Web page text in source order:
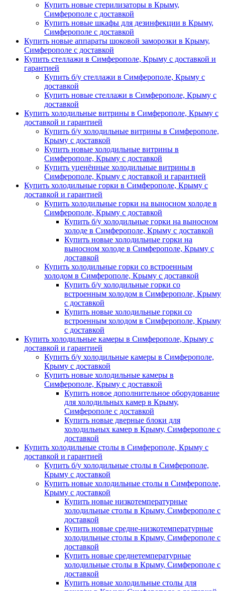
Купить новые стерилизаторы в Крыму,
Симферополе с доставкой
Купить новые шкафы для дезинфекции в Крыму,
Симферополе с доставкой
Купить новые аппараты шоковой заморозки в Крыму,
Симферополе с доставкой
Купить стеллажи в Симферополе, Крыму с доставкой и
гарантией
Купить б/у стеллажи в Симферополе, Крыму с
доставкой
Купить новые стеллажи в Симферополе, Крыму с
доставкой
Купить холодильные витрины в Симферополе, Крыму с
доставкой и гарантией
Купить б/у холодильные витрины в Симферополе,
Крыму с доставкой
Купить новые холодильные витрины в
Симферополе, Крыму с доставкой
Купить уценённые холодильные витрины в
Симферополе, Крыму с доставкой и гарантией
Купить холодильные горки в Симферополе, Крыму с
доставкой и гарантией
Купить холодильные горки на выносном холоде в
Симферополе, Крыму с доставкой
Купить б/у холодильные горки на выносном
холоде в Симферополе, Крыму с доставкой
Купить новые холодильные горки на
выносном холоде в Симферополе, Крыму с
доставкой
Купить холодильные горки со встроенным
холодом в Симферополе, Крыму с доставкой
Купить б/у холодильные горки со
встроенным холодом в Симферополе, Крыму
с доставкой
Купить новые холодильные горки со
встроенным холодом в Симферополе, Крыму
с доставкой
Купить холодильные камеры в Симферополе, Крыму с
доставкой и гарантией
Купить б/у холодильные камеры в Симферополе,
Крыму с доставкой
Купить новые холодильные камеры в
Симферополе, Крыму с доставкой
Купить новое дополнительное оборудование
для холодильных камер в Крыму,
Симферополе с доставкой
Купить новые дверные блоки для
холодильных камер в Крыму, Симферополе с
доставкой
Купить холодильные столы в Симферополе, Крыму с
доставкой и гарантией
Купить б/у холодильные столы в Симферополе,
Крыму с доставкой
Купить новые холодильные столы в Симферополе,
Крыму с доставкой
Купить новые низкотемпературные
холодильные столы в Крыму, Симферополе с
доставкой
Купить новые средне-низкотемпературные
холодильные столы в Крыму, Симферополе с
доставкой
Купить новые среднетемпературные
холодильные столы в Крыму, Симферополе с
доставкой
Купить новые холодильные столы для